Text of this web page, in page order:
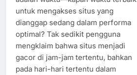
untuk mengakses situs yang
dianggap sedang dalam performa
optimal? Tak sedikit pengguna
mengklaim bahwa situs menjadi
gacor di jam-jam tertentu, bahkan
pada hari-hari tertentu dalam